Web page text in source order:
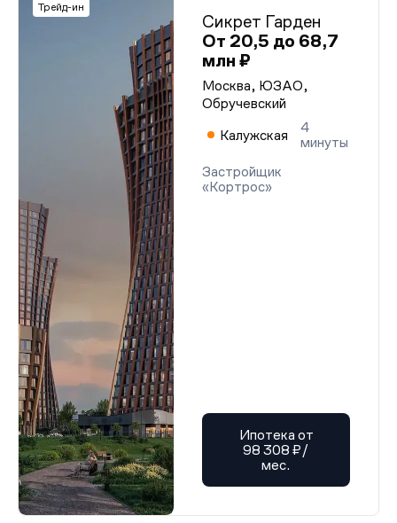
Трейд-ин
Сикрет Гарден
От 20,5 до 68,7
млн ₽
Москва, ЮЗАО,
Обручевский
Калужская
4
минуты
Застройщик
«Кортрос»
Ипотека от
98 308 ₽/
мес.